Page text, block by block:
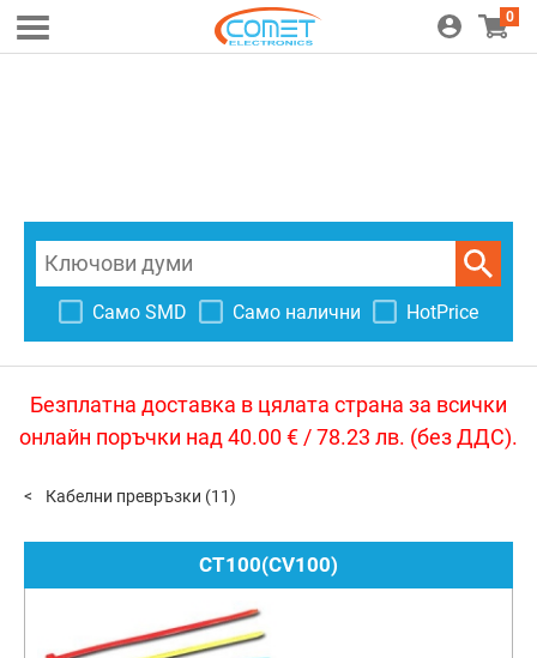
0
Само SMD Само налични HotPrice
Безплатна доставка в цялата страна за всички
онлайн поръчки над 40.00 € / 78.23 лв. (без ДДС).
Кабелни превръзки (11)
CT100(CV100)